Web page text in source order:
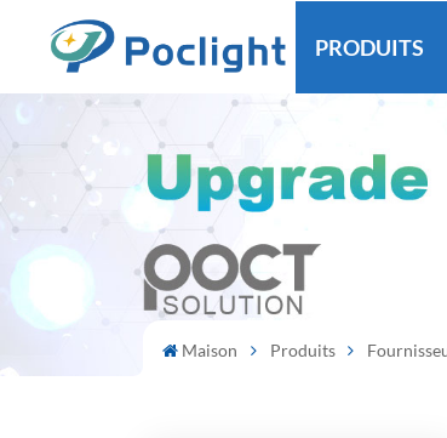
PRODUITS
Maison Produits